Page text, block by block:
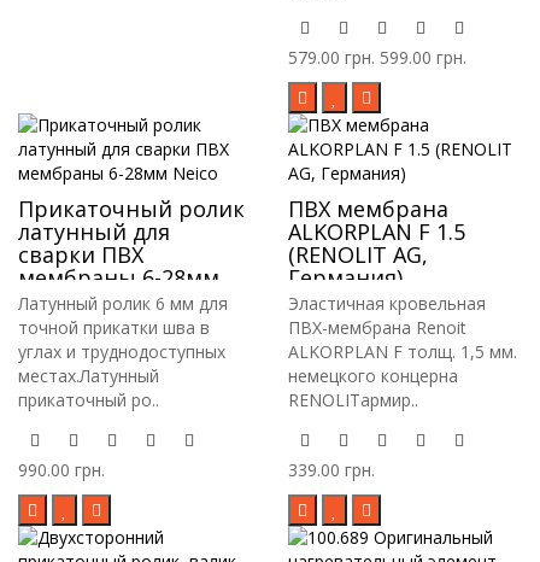
579.00 грн. 599.00 грн.
Прикаточный ролик
латунный для
сварки ПВХ
мембраны 6-28мм
Neico
Латунный ролик 6 мм для
точной прикатки шва в
углах и труднодоступных
местах.Латунный
прикаточный ро..
990.00 грн.
ПВХ мембрана
ALKORPLAN F 1.5
(RENOLIT AG,
Германия)
Эластичная кровельная
ПВХ-мембрана Renoit
ALKORPLAN F толщ. 1,5 мм.
немецкого концерна
RENOLITармир..
339.00 грн.